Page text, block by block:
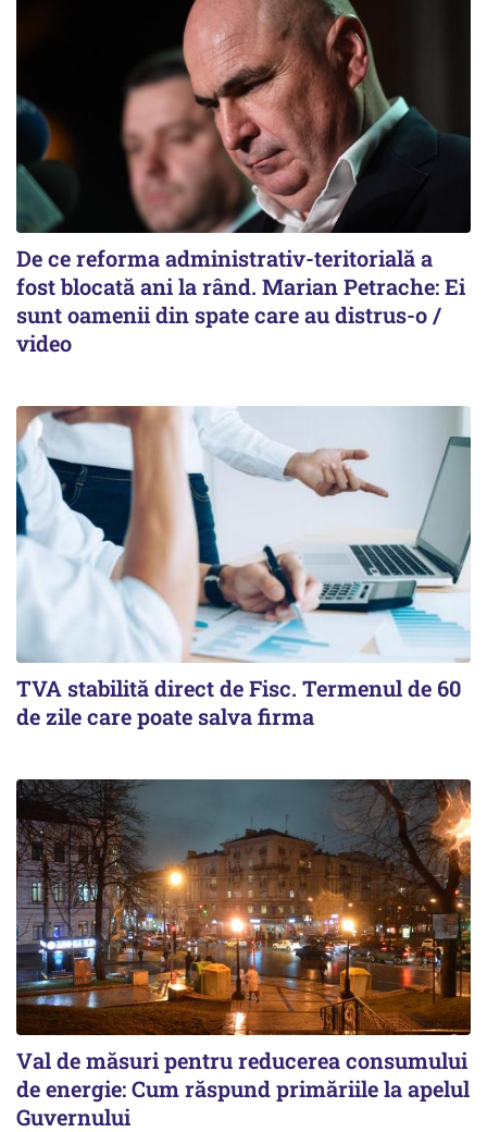
De ce reforma administrativ-teritorială a
fost blocată ani la rând. Marian Petrache: Ei
sunt oamenii din spate care au distrus-o /
video
TVA stabilită direct de Fisc. Termenul de 60
de zile care poate salva firma
Val de măsuri pentru reducerea consumului
de energie: Cum răspund primăriile la apelul
Guvernului